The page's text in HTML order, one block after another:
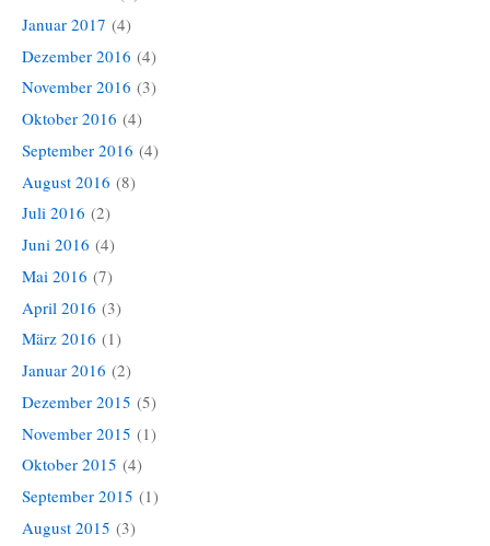
Januar 2017 (4)
Dezember 2016 (4)
November 2016 (3)
Oktober 2016 (4)
September 2016 (4)
August 2016 (8)
Juli 2016 (2)
Juni 2016 (4)
Mai 2016 (7)
April 2016 (3)
März 2016 (1)
Januar 2016 (2)
Dezember 2015 (5)
November 2015 (1)
Oktober 2015 (4)
September 2015 (1)
August 2015 (3)